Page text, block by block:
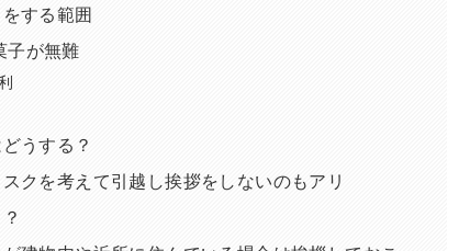
する範囲
子が無難
うする？
クを考えて引越し挨拶をしないのもアリ